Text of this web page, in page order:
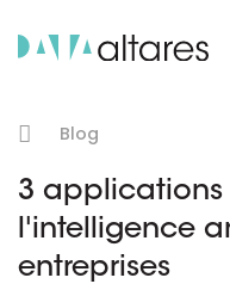
Blog
3 applications
l'intelligence
entreprises